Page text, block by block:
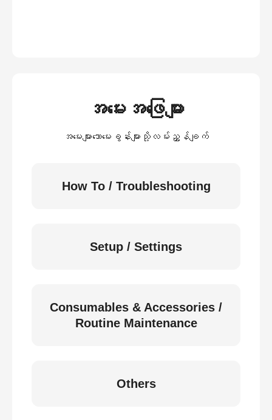
အမေးအဖြေများ
အမေးများသောမေးခွန်းများသို့လမ်းညွှန်ချက်
How To / Troubleshooting
Setup / Settings
Consumables & Accessories /
Routine Maintenance
Others